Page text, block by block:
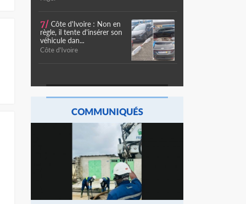
7/ Côte d'Ivoire : Non en
règle, il tente d'insérer son
véhicule dan...
Côte d'Ivoire
COMMUNIQUÉS